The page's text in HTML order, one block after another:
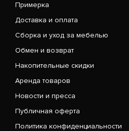
Примерка
Доставка и оплата
Сборка и уход за мебелью
Обмен и возврат
Накопительные скидки
Аренда товаров
Новости и пресса
Публичная оферта
Политика конфиденциальности